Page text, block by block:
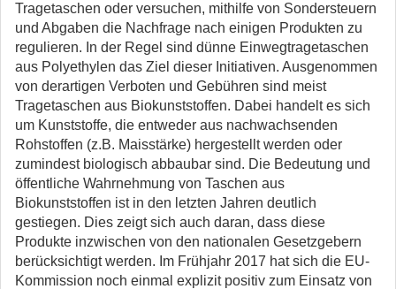
Tragetaschen oder versuchen, mithilfe von Sondersteuern
und Abgaben die Nachfrage nach einigen Produkten zu
regulieren. In der Regel sind dünne Einwegtragetaschen
aus Polyethylen das Ziel dieser Initiativen. Ausgenommen
von derartigen Verboten und Gebühren sind meist
Tragetaschen aus Biokunststoffen. Dabei handelt es sich
um Kunststoffe, die entweder aus nachwachsenden
Rohstoffen (z.B. Maisstärke) hergestellt werden oder
zumindest biologisch abbaubar sind. Die Bedeutung und
öffentliche Wahrnehmung von Taschen aus
Biokunststoffen ist in den letzten Jahren deutlich
gestiegen. Dies zeigt sich auch daran, dass diese
Produkte inzwischen von den nationalen Gesetzgebern
berücksichtigt werden. Im Frühjahr 2017 hat sich die EU-
Kommission noch einmal explizit positiv zum Einsatz von